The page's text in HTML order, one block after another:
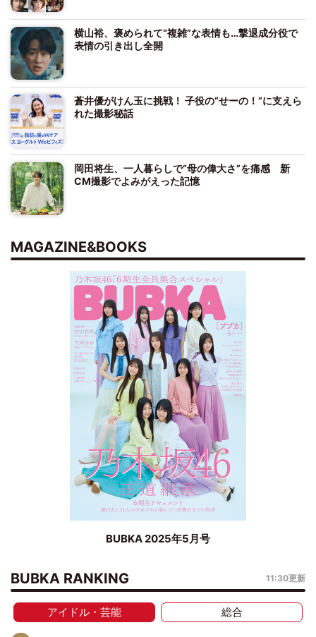
横山裕、褒められて“複雑”な表情も…撃退成分役で
表情の引き出し全開
蒼井優がけん玉に挑戦！ 子役の“せーの！”に支えら
れた撮影秘話
岡田将生、一人暮らしで“母の偉大さ”を痛感 新
CM撮影でよみがえった記憶
MAGAZINE&BOOKS
BUBKA 2025年5月号
BUBKA RANKING 11:30更新
アイドル・芸能 総合